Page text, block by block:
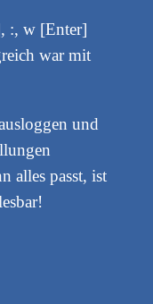
:, w [Enter]
war mit
und
alles passt, ist